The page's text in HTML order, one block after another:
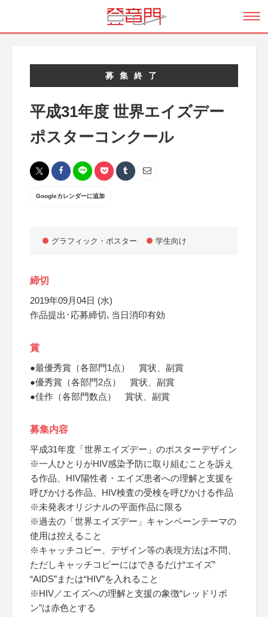
募集終了
平成31年度 世界エイズデー
ポスターコンクール
Googleカレンダーに追加
グラフィック・ポスター 学生向け
締切
2019年09月04日 (水)
作品提出･応募締切､当日消印有効
賞
●最優秀賞（各部門1点） 賞状、副賞
●優秀賞（各部門2点） 賞状、副賞
●佳作（各部門数点） 賞状、副賞
募集内容
平成31年度「世界エイズデー」のポスターデザイン
※一人ひとりがHIV感染予防に取り組むことを訴え
る作品、HIV陽性者・エイズ患者への理解と支援を
呼びかける作品、HIV検査の受検を呼びかける作品
※未発表オリジナルの平面作品に限る
※過去の「世界エイズデー」キャンペーンテーマの
使用は控えること
※キャッチコピー、デザイン等の表現方法は不問、
ただしキャッチコピーにはできるだけ“エイズ”
“AIDS”または“HIV”を入れること
※HIV／エイズへの理解と支援の象徴“レッドリボ
ン”は赤色とする